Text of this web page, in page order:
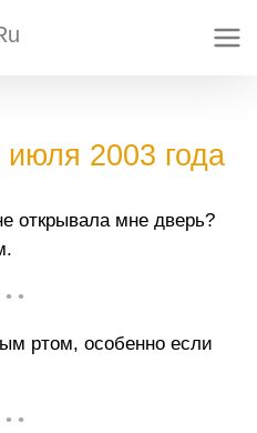
2003 года
открывала мне дверь?
• •
ртом, особенно если
• •